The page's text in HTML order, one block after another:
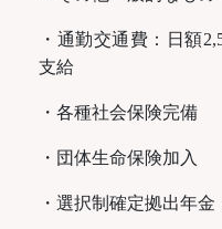
・通勤交通費：日額
支給
・各種社会保険完備
・団体生命保険加入
・選択制確定拠出年